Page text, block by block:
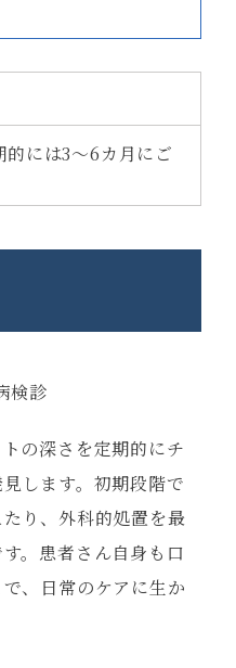
的には3～6カ月にご
の深さを定期的にチ
します。初期段階で
り、外科的処置を最
。患者さん自身も口
、日常のケアに生か